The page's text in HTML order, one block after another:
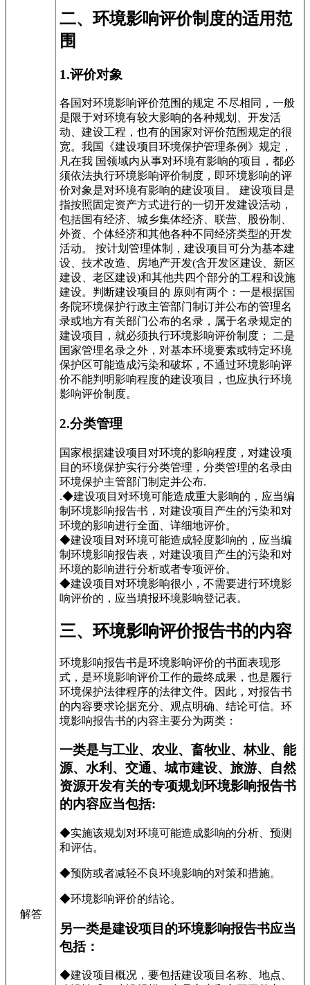
解答
二、环境影响评价制度的适用范
围
1.评价对象
各国对环境影响评价范围的规定 不尽相同，一般
是限于对环境有较大影响的各种规划、开发活
动、建设工程，也有的国家对评价范围规定的很
宽。我国《建设项目环境保护管理条例》规定，
凡在我 国领域内从事对环境有影响的项目，都必
须依法执行环境影响评价制度，即环境影响的评
价对象是对环境有影响的建设项目。 建设项目是
指按照固定资产方式进行的一切开发建设活动，
包括国有经济、城乡集体经济、联营、股份制、
外资、个体经济和其他各种不同经济类型的开发
活动。 按计划管理体制，建设项目可分为基本建
设、技术改造、房地产开发(含开发区建设、新区
建设、老区建设)和其他共四个部分的工程和设施
建设。判断建设项目的 原则有两个：一是根据国
务院环境保护行政主管部门制订并公布的管理名
录或地方有关部门公布的名录，属于名录规定的
建设项目，就必须执行环境影响评价制度； 二是
国家管理名录之外，对基本环境要素或特定环境
保护区可能造成污染和破坏，不通过环境影响评
价不能判明影响程度的建设项目，也应执行环境
影响评价制度。
2.分类管理
国家根据建设项目对环境的影响程度，对建设项
目的环境保护实行分类管理，分类管理的名录由
环境保护主管部门制定并公布.
.◆建设项目对环境可能造成重大影响的，应当编
制环境影响报告书，对建设项目产生的污染和对
环境的影响进行全面、详细地评价。
◆建设项目对环境可能造成轻度影响的，应当编
制环境影响报告表，对建设项目产生的污染和对
环境的影响进行分析或者专项评价。
◆建设项目对环境影响很小，不需要进行环境影
响评价的，应当填报环境影响登记表。
三、环境影响评价报告书的内容
环境影响报告书是环境影响评价的书面表现形
式，是环境影响评价工作的最终成果，也是履行
环境保护法律程序的法律文件。因此，对报告书
的内容要求论据充分、观点明确、结论可信。环
境影响报告书的内容主要分为两类：
一类是与工业、农业、畜牧业、林业、能
源、水利、交通、城市建设、旅游、自然
资源开发有关的专项规划环境影响报告书
的内容应当包括:
◆实施该规划对环境可能造成影响的分析、预测
和评估。
◆预防或者减轻不良环境影响的对策和措施。
◆环境影响评价的结论。
另一类是建设项目的环境影响报告书应当
包括：
◆建设项目概况，要包括建设项目名称、地点、